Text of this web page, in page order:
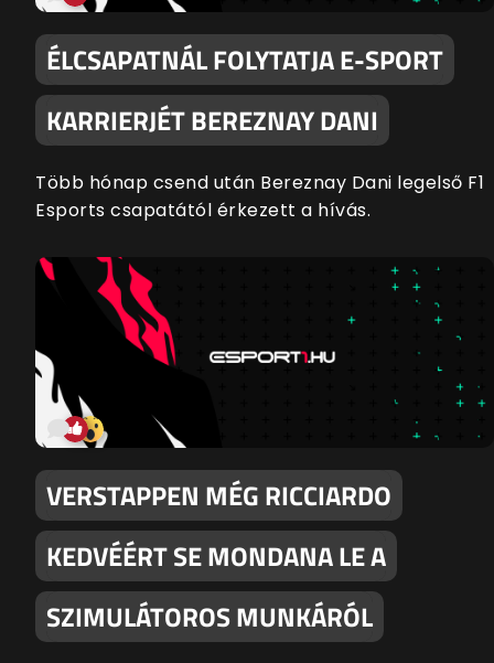
ÉLCSAPATNÁL FOLYTATJA E-SPORT
KARRIERJÉT BEREZNAY DANI
Több hónap csend után Bereznay Dani legelső F1
Esports csapatától érkezett a hívás.
VERSTAPPEN MÉG RICCIARDO
KEDVÉÉRT SE MONDANA LE A
SZIMULÁTOROS MUNKÁRÓL